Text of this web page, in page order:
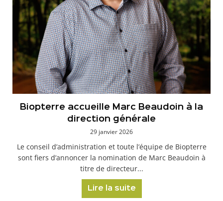
Biopterre accueille Marc Beaudoin à la
direction générale
29 janvier 2026
Le conseil d’administration et toute l’équipe de Biopterre
sont fiers d’annoncer la nomination de Marc Beaudoin à
titre de directeur...
Lire la suite